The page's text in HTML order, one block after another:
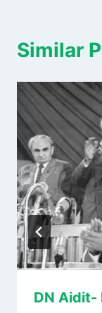
Similar
DN Aidit-